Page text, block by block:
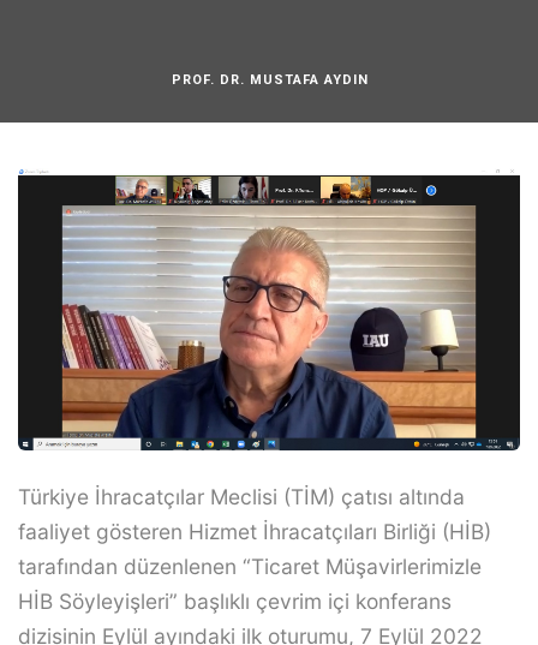
PROF. DR. MUSTAFA AYDIN
Türkiye İhracatçılar Meclisi (TİM) çatısı altında
faaliyet gösteren Hizmet İhracatçıları Birliği (HİB)
tarafından düzenlenen “Ticaret Müşavirlerimizle
HİB Söyleyişleri” başlıklı çevrim içi konferans
dizisinin Eylül ayındaki ilk oturumu, 7 Eylül 2022